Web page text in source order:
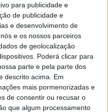
para publicidade e
de publicidade e
e desenvolvimento de
e os nossos parceiros
de geolocalização
Poderá clicar para
parte e pela parte dos
descrito acima. Em
mais pormenorizadas e
de consentir ou recusar o
que algum processamento